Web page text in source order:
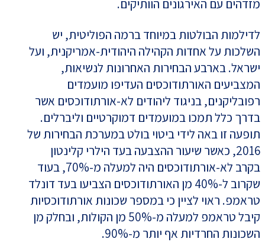
מזדהים עם האירגונים הוותיקים.
לדילמות הבולטות במיוחד ברמה הפוליטית, יש
השלכות על אחדות הקהילה היהודית-אמריקנית, ועל
ישראל. בארבע הבחירות האחרונות לנשיאות,
המצביעים האורתודוכסים העדיפו מועמדים
רפובליקנים, בניגוד ליהודים לא-אורתודוכסים אשר
בדרך כלל תמכו במועמדים דמוקרטיים וליברלים.
תופעה זו באה לידי ביטוי בולט במערכת הבחירות של
2016, כאשר שיעור ההצבעה בעד הילרי קלינטון
בקרב לא-אורתודוכסים היה למעלה מ-70%, בעוד
שקרוב ל-40% מן האורתודוכסים הצביעו בעד דונלד
טראמפ. ראוי לציין כי במספר שכונות אורתודוכסיות
קיבל טראמפ למעלה מ-50% מן הקולות, ובחלק מן
השכונות החרדיות אף יותר מ-90%.